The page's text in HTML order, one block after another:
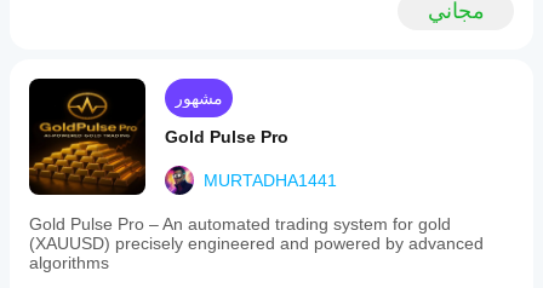
or
stop
orders
by
setting
risk
parameters,
stop-
loss
and
مجاني
مشهور
Gold Pulse Pro
MURTADHA1441
Gold Pulse Pro – An automated trading system for gold
(XAUUSD) precisely engineered and powered by advanced
algorithms